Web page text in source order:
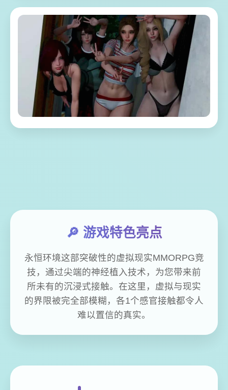
🔎 游戏特色亮点
永恒环境这部突破性的虚拟现实MMORPG竞
技，通过尖端的神经植入技术，为您带来前
所未有的沉浸式接触。在这里，虚拟与现实
的界限被完全部模糊，各1个感官接触都令人
难以置信的真实。